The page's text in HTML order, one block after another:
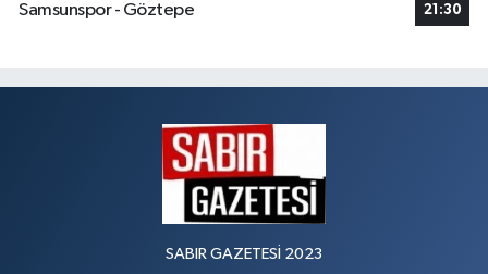
Samsunspor - Göztepe
21:30
SABIR GAZETESİ 2023